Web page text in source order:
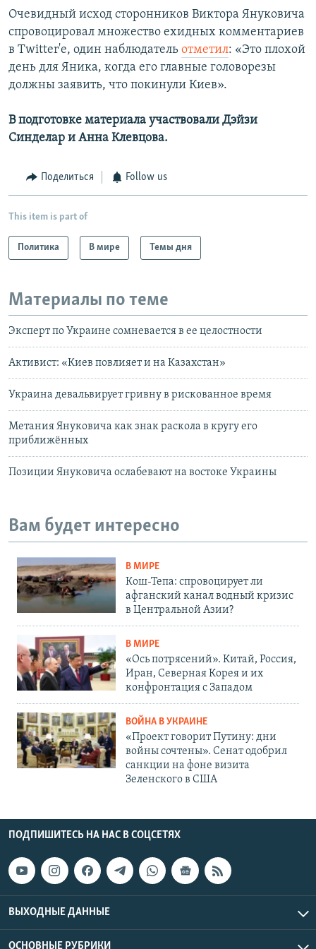
Очевидный исход сторонников Виктора Януковича
спровоцировал множество ехидных комментариев
в Twitter'e, один наблюдатель отметил: «Это плохой
день для Яника, когда его главные головорезы
должны заявить, что покинули Киев».
В подготовке материала участвовали Дэйзи
Синделар и Анна Клевцова.
Поделиться Follow us
This item is part of
Политика В мире Темы дня
Материалы по теме
Эксперт по Украине сомневается в ее целостности
Активист: «Киев повлияет и на Казахстан»
Украина девальвирует гривну в рискованное время
Метания Януковича как знак раскола в кругу его
приближённых
Позиции Януковича ослабевают на востоке Украины
Вам будет интересно
В МИРЕ
Кош-Тепа: спровоцирует ли
афганский канал водный кризис
в Центральной Азии?
В МИРЕ
«Ось потрясений». Китай, Россия,
Иран, Северная Корея и их
конфронтация с Западом
ВОЙНА В УКРАИНЕ
«Проект говорит Путину: дни
войны сочтены». Сенат одобрил
санкции на фоне визита
Зеленского в США
ПОДПИШИТЕСЬ НА НАС В СОЦСЕТЯХ
ВЫХОДНЫЕ ДАННЫЕ
ОСНОВНЫЕ РУБРИКИ